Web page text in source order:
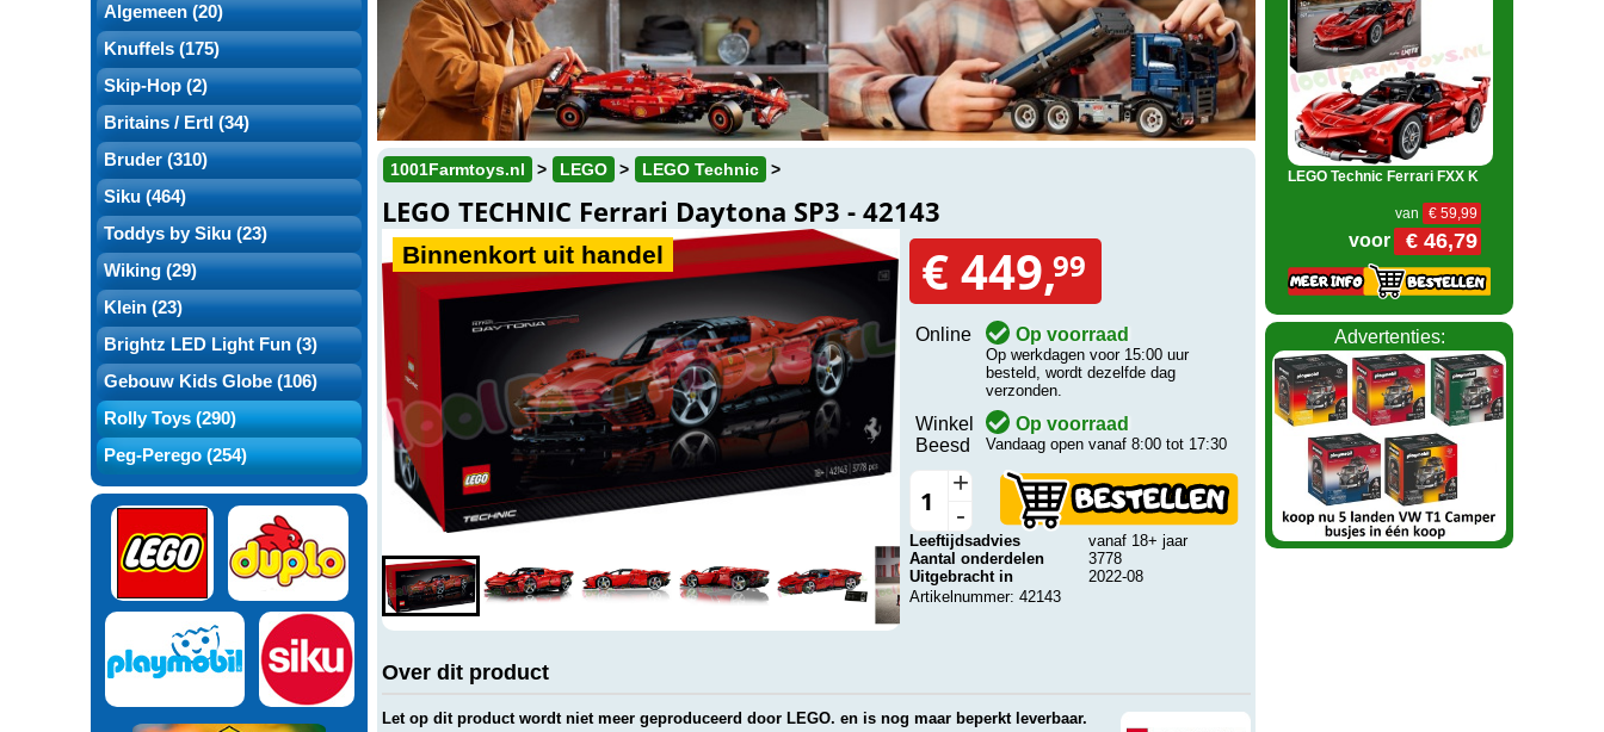
Algemeen (20)
Knuffels (175)
Skip-Hop (2)
Britains / Ertl (34)
Bruder (310)
Siku (464)
Toddys by Siku (23)
Wiking (29)
Klein (23)
Brightz LED Light Fun (3)
Gebouw Kids Globe (106)
Rolly Toys (290)
Peg-Perego (254)
1001Farmtoys.nl LEGO LEGO Technic
LEGO TECHNIC Ferrari Daytona SP3 - 42143
Binnenkort uit handel € 449,99
Online Op voorraad
Op werkdagen voor 15:00 uur
besteld, wordt dezelfde dag
verzonden.
Winkel
Beesd
Op voorraad
Vandaag open vanaf 8:00 tot 17:30
+
-
Leeftijdsadvies
vanaf 18+ jaar
Aantal onderdelen
3778
Uitgebracht in
2022-08
Artikelnummer: 42143
Over dit product
Let op dit product wordt niet meer geproduceerd door LEGO. en is nog maar beperkt leverbaar.
LEGO Technic Ferrari FXX K
€ 59,99
van
€ 46,79
voor
Advertenties: